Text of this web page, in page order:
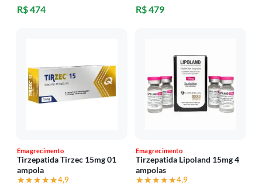
R$ 474 R$ 479
Emagrecimento
Tirzepatida Tirzec 15mg 01
ampola
★★★★★
★★★★★4,9
Emagrecimento
Tirzepatida Lipoland 15mg 4
ampolas
★★★★★
★★★★★4,9